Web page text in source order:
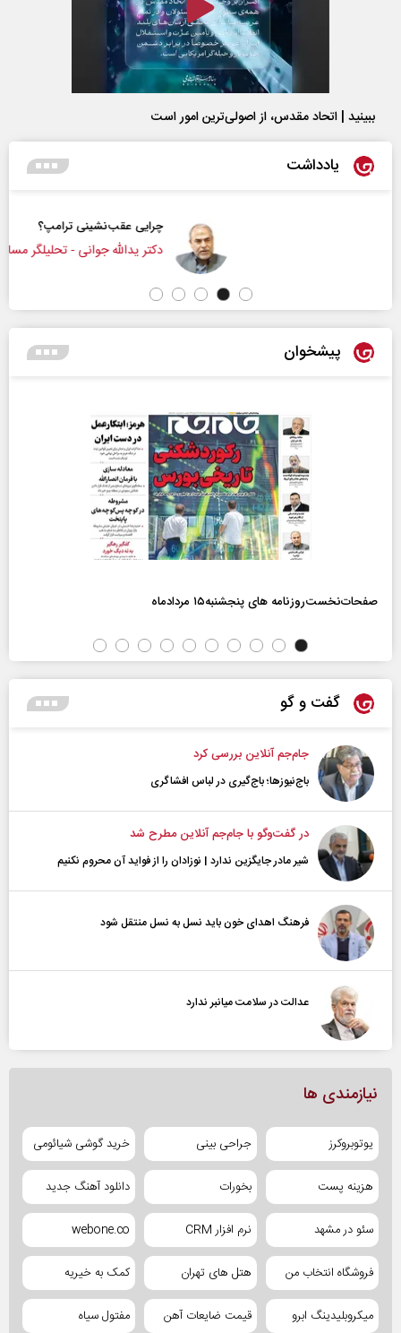
ببینید | اتحاد مقدس، از اصولی‌ترین امور است
یادداشت
چرایی عقب‌نشینی ترامپ؟
دکتر یدالله جوانی - تحلیلگر مسائل سیاسی
پیشخوان
صفحات‌نخست‌روزنامه ها‌ی پنجشنبه‌۱۵ مردادماه
گفت و گو
جام‌جم آنلاین بررسی کرد
باج‌نیوزها؛ باج‌گیری در لباس افشاگری
در گفت‌و‌گو با جام‌جم آنلاین مطرح شد
شیر مادر جایگزین ندارد | نوزادان را از فواید آن محروم نکنیم
فرهنگ اهدای خون باید نسل به نسل منتقل شود
عدالت در سلامت میانبر ندارد
نیازمندی ها
یوتوبروکرز جراحی بینی خرید گوشی شیائومی
هزینه پست بخورات دانلود آهنگ جدید
سئو در مشهد نرم افزار CRM webone.co
فروشگاه انتخاب من هتل های تهران کمک به خیریه
میکروبلیدینگ ابرو قیمت ضایعات آهن مفتول سیاه